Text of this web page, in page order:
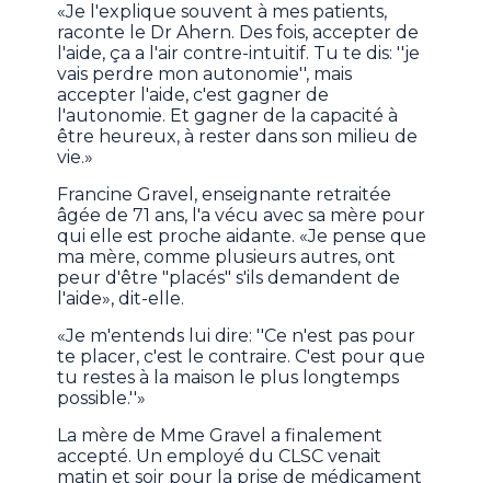
«Je l'explique souvent à mes patients,
raconte le Dr Ahern. Des fois, accepter de
l'aide, ça a l'air contre-intuitif. Tu te dis: ''je
vais perdre mon autonomie'', mais
accepter l'aide, c'est gagner de
l'autonomie. Et gagner de la capacité à
être heureux, à rester dans son milieu de
vie.»
Francine Gravel, enseignante retraitée
âgée de 71 ans, l'a vécu avec sa mère pour
qui elle est proche aidante. «Je pense que
ma mère, comme plusieurs autres, ont
peur d'être "placés" s'ils demandent de
l'aide», dit-elle.
«Je m'entends lui dire: ''Ce n'est pas pour
te placer, c'est le contraire. C'est pour que
tu restes à la maison le plus longtemps
possible.''»
La mère de Mme Gravel a finalement
accepté. Un employé du CLSC venait
matin et soir pour la prise de médicament